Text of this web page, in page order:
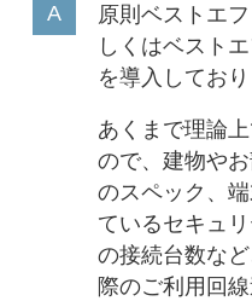
原則ベストエ
しくはベスト
を導入しており
あくまで理論
ので、建物や
のスペック、
ているセキュ
の接続台数な
際のご利用回